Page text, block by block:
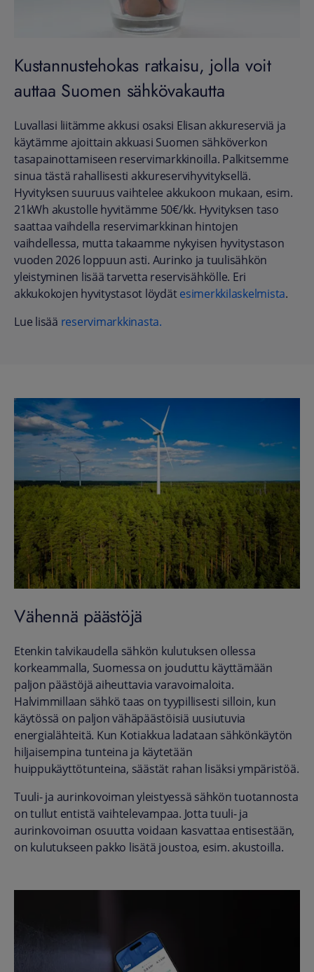
Kustannustehokas ratkaisu, jolla voit
auttaa Suomen sähkövakautta
Luvallasi liitämme akkusi osaksi Elisan akkureserviä ja
käytämme ajoittain akkuasi Suomen sähköverkon
tasapainottamiseen reservimarkkinoilla. Palkitsemme
sinua tästä rahallisesti akkureservihyvityksellä.
Hyvityksen suuruus vaihtelee akkukoon mukaan, esim.
21kWh akustolle hyvitämme 50€/kk. Hyvityksen taso
saattaa vaihdella reservimarkkinan hintojen
vaihdellessa, mutta takaamme nykyisen hyvitystason
vuoden 2026 loppuun asti. Aurinko ja tuulisähkön
yleistyminen lisää tarvetta reservisähkölle. Eri
akkukokojen hyvitystasot löydätesimerkkilaskelmista.
Lue lisää reservimarkkinasta.
Vähennä päästöjä
Etenkin talvikaudella sähkön kulutuksen ollessa
korkeammalla, Suomessa on jouduttu käyttämään
paljon päästöjä aiheuttavia varavoimaloita.
Halvimmillaan sähkö taas on tyypillisesti silloin, kun
käytössä on paljon vähäpäästöisiä uusiutuvia
energialähteitä. Kun Kotiakkua ladataan sähkönkäytön
hiljaisempina tunteina ja käytetään
huippukäyttötunteina, säästät rahan lisäksi ympäristöä.
Tuuli- ja aurinkovoiman yleistyessä sähkön tuotannosta
on tullut entistä vaihtelevampaa. Jotta tuuli- ja
aurinkovoiman osuutta voidaan kasvattaa entisestään,
on kulutukseen pakko lisätä joustoa, esim. akustoilla.